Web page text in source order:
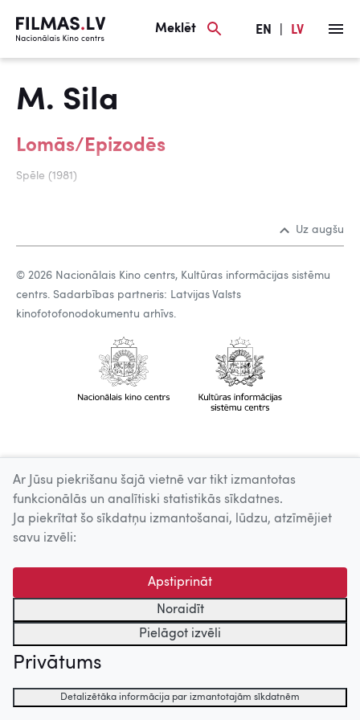
Meklēt EN LV
M. Sila
Lomās/Epizodēs
Spēle (1981)
Uz augšu
© 2026 Nacionālais Kino centrs, Kultūras informācijas sistēmu
centrs. Sadarbības partneris: Latvijas Valsts
kinofotofonodokumentu arhīvs.
Ar Jūsu piekrišanu šajā vietnē var tikt izmantotas
funkcionālās un analītiski statistikās sīkdatnes.
Ja piekrītat šo sīkdatņu izmantošanai, lūdzu, atzīmējiet
savu izvēli:
Apstiprināt
Noraidīt
Pielāgot izvēli
Privātums
Detalizētāka informācija par izmantotajām sīkdatnēm